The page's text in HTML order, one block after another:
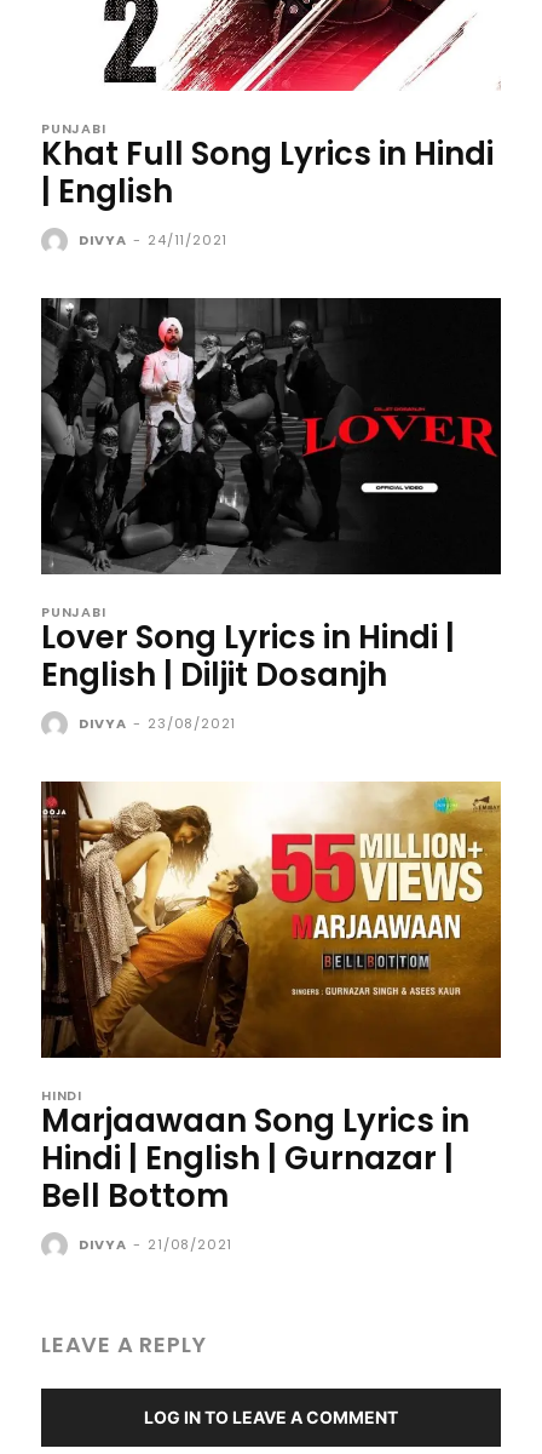
PUNJABI
Khat Full Song Lyrics in Hindi
| English
DIVYA - 24/11/2021
PUNJABI
Lover Song Lyrics in Hindi |
English | Diljit Dosanjh
DIVYA - 23/08/2021
HINDI
Marjaawaan Song Lyrics in
Hindi | English | Gurnazar |
Bell Bottom
DIVYA - 21/08/2021
LEAVE A REPLY
LOG IN TO LEAVE A COMMENT